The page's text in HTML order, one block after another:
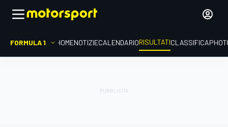
FORMULA 1 HOMENOTIZIECALENDARIORISULTATICLASSIFICA